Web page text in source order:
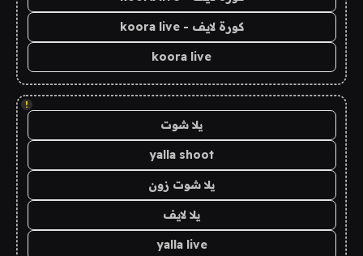
كورة لايف - koora live
koora live
!
يلا شوت
yalla shoot
يلا شوت زون
يلا لايف
yalla live